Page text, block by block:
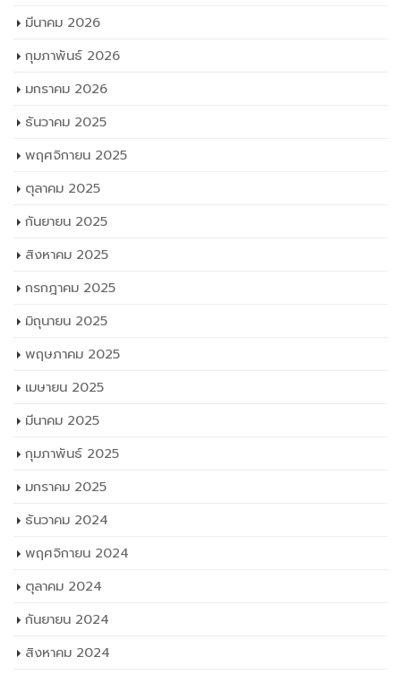
มีนาคม 2026
กุมภาพันธ์ 2026
มกราคม 2026
ธันวาคม 2025
พฤศจิกายน 2025
ตุลาคม 2025
กันยายน 2025
สิงหาคม 2025
กรกฎาคม 2025
มิถุนายน 2025
พฤษภาคม 2025
เมษายน 2025
มีนาคม 2025
กุมภาพันธ์ 2025
มกราคม 2025
ธันวาคม 2024
พฤศจิกายน 2024
ตุลาคม 2024
กันยายน 2024
สิงหาคม 2024